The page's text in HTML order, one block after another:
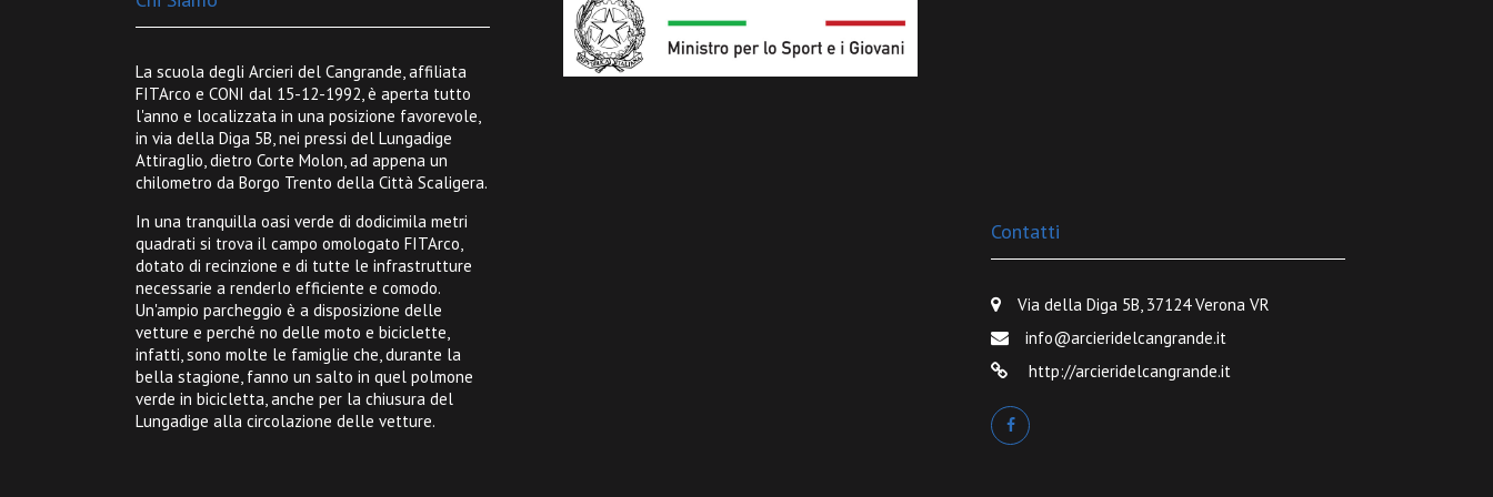
La scuola degli Arcieri del Cangrande, affiliata
FITArco e CONI dal 15-12-1992, è aperta tutto
l'anno e localizzata in una posizione favorevole,
in via della Diga 5B, nei pressi del Lungadige
Attiraglio, dietro Corte Molon, ad appena un
chilometro da Borgo Trento della Città Scaligera.
In una tranquilla oasi verde di dodicimila metri
quadrati si trova il campo omologato FITArco,
dotato di recinzione e di tutte le infrastrutture
necessarie a renderlo efficiente e comodo.
Un'ampio parcheggio è a disposizione delle
vetture e perché no delle moto e biciclette,
infatti, sono molte le famiglie che, durante la
bella stagione, fanno un salto in quel polmone
verde in bicicletta, anche per la chiusura del
Lungadige alla circolazione delle vetture.
Contatti
Via della Diga 5B, 37124 Verona VR
info@arcieridelcangrande.it
http://arcieridelcangrande.it